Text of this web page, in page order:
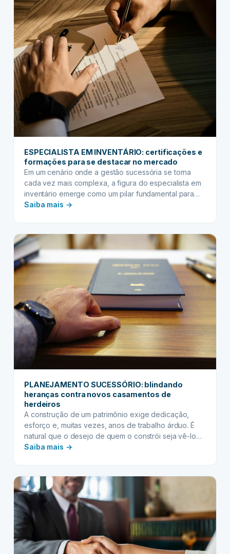
tempo
e
produtividade
para
otimizar
processos
ESPECIALISTA EM INVENTÁRIO: certificações e
formações para se destacar no mercado
Em um cenário onde a gestão sucessória se torna
cada vez mais complexa, a figura do especialista em
inventário emerge como um pilar fundamental para
garantir a tranquilidade e a segurança das famílias.
compreensão empática das necessidades dos
herdeiros e…
Saiba mais →:
INVENTÁRIO:
certificações
e
formações
para
se
destacar
no
mercado
PLANEJAMENTO SUCESSÓRIO: blindando
heranças contra novos casamentos de
herdeiros
A construção de um patrimônio exige dedicação,
esforço e, muitas vezes, anos de trabalho árduo. É
natural que o desejo de quem o constrói seja vê-lo
preservado e transmitido às próximas gerações de
legado pode se ver ameaçado por…
Saiba mais →:
blindando
heranças
contra
novos
casamentos
herdeiros